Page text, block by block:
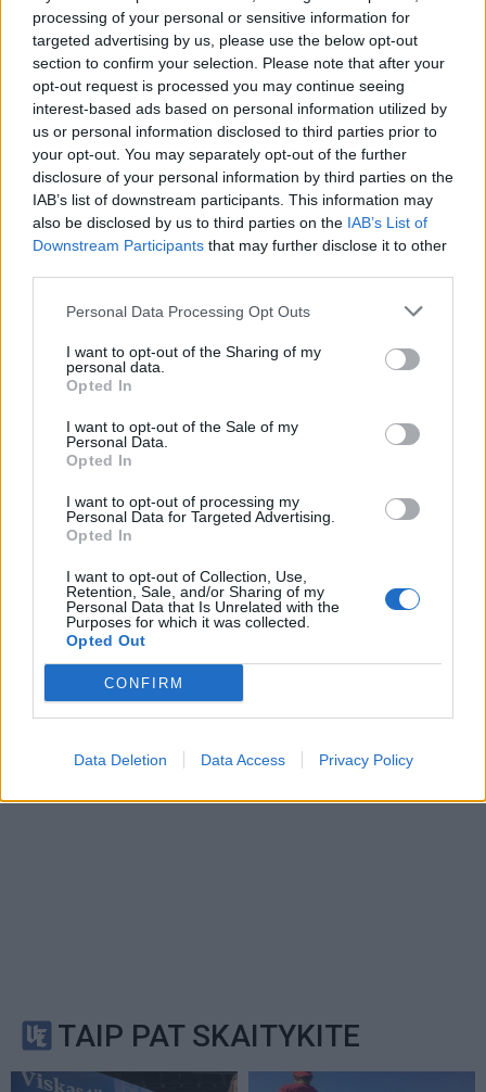
processing of your personal or sensitive information for
targeted advertising by us, please use the below opt-out
section to confirm your selection. Please note that after your
opt-out request is processed you may continue seeing
interest-based ads based on personal information utilized by
us or personal information disclosed to third parties prior to
your opt-out. You may separately opt-out of the further
disclosure of your personal information by third parties on the
IAB’s list of downstream participants. This information may
also be disclosed by us to third parties on the IAB’s List of
Downstream Participants that may further disclose it to other
Personal Data Processing Opt Outs
I want to opt-out of the Sharing of my
personal data.
Opted In
I want to opt-out of the Sale of my
Personal Data.
Opted In
I want to opt-out of processing my
Personal Data for Targeted Advertising.
Opted In
I want to opt-out of Collection, Use,
Retention, Sale, and/or Sharing of my
Personal Data that Is Unrelated with the
Purposes for which it was collected.
Opted Out
CONFIRM
Data Deletion Data Access Privacy Policy
Komentarai
Rašyti komentarą
Jūsų vardas
Sutinku sutaisyklėmis
reCAPTCHA and the Google
Privacy Policyand
Serviceapply.
TAIP PAT SKAITYKITE